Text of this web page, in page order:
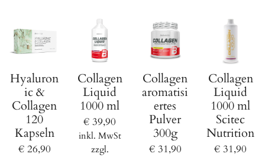
Hyaluron
ic &
Collagen
120
Kapseln
€ 26,90
Collagen
Liquid
1000 ml
€ 39,90
inkl. MwSt
zzgl.
Collagen
aromatisi
ertes
Pulver
300g
€ 31,90
Collagen
Liquid
1000 ml
Scitec
Nutrition
€ 31,90